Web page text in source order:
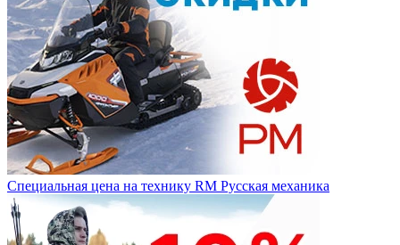
Специальная цена на технику RM Русская механика